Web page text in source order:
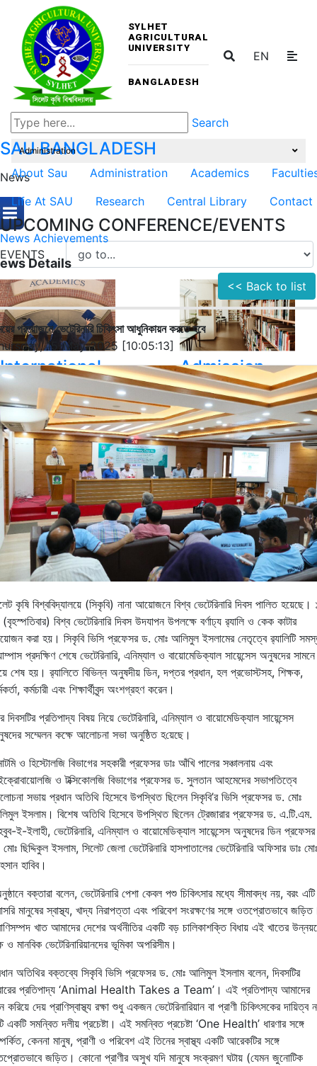
SYLHET
AGRICULTURAL
UNIVERSITY
BANGLADESH
EN
Search
SAUBANGLADESH
About Sau Administration Academics
Life At SAU
Research Central Library Contact
UPCOMING CONFERENCE/EVENTS
EVENTS
International
Student
Admission
Hall Facilities
Campus
Show More Results
Administration
News
News Achievements
Details
<< Back to list
প্রয়োজনে ভেটেরিনারি চিকিৎসা আধুনিকায়ন করতে হবে
15-May-2025 [10:05:13]
কৃষি বিশ্ববিদ্যালয়ে (সিকৃবি) নানা আয়োজনে বিশ্ব ভেটেরিনারি দিবস পালিত হয়েছে।
(বৃহস্পতিবার) বিশ্ব ভেটেরিনারিদিবস উদযাপন উপলক্ষে বর্ণাঢ্য র‌্যালি ও কেক কাটার
করা হয়। সিকৃবি ভিসি প্রফেসর ড. মোঃ আলিমুল ইসলামের নেতৃত্বে র‌্যালিটি
প্রদক্ষিণ শেষে ভেটেরিনারি, এনিম্যাল ও বায়োমেডিক্যাল সায়েন্সেস অনুষদের সামনে
শেষ হয়। র‌্যালিতে বিভিন্ন অনুষদীয় ডিন,দপ্তর প্রধান, হল প্রভোস্টসহ, শিক্ষক,
, কর্মচারী এবং শিক্ষার্থীবৃন্দ অংশগ্রহণ করেন।
দিবসটির প্রতিপাদ্য বিষয় নিয়ে ভেটেরিনারি, এনিম্যাল ও বায়োমেডিক্যাল সায়েন্সেস
সম্মেলন কক্ষে আলোচনা সভা অনুষ্ঠিত হয়েছে।
ও হিস্টোলজি বিভাগের সহকারী প্রফেসর ডাঃ আঁখি পালেরসঞ্চালনায় এবং
ও টক্সিকোলজি বিভাগের প্রফেসর ড. সুলতান আহমেদের সভাপতিত্বে
সভায় প্রধান অতিথি হিসেবে উপস্থিত ছিলেন সিকৃবি’র ভিসি প্রফেসর ড. মোঃ
ইসলাম। বিশেষ অতিথি হিসেবে উপস্থিত ছিলেন ট্রেজারার প্রফেসর ড. এ.টি.এম.
ই-ইলাহী, ভেটেরিনারি, এনিম্যাল ও বায়োমেডিক্যাল সায়েন্সেস অনুষদের ডিন প্রফেসর
ছিদ্দিকুল ইসলাম, সিলেট জেলা ভেটেরিনারি হাসপাতালের ভেটেরিনারি অফিসার ডাঃ মোঃ
হাবিব।
বক্তারা বলেন, ভেটেরিনারি পেশা কেবল পশু চিকিৎসার মধ্যে সীমাবদ্ধ নয়, বরং এটি
মানুষের স্বাস্থ্য, খাদ্য নিরাপত্তা এবং পরিবেশ সংরক্ষণের সঙ্গে ওতপ্রোতভাবে
খাত আমাদের দেশের অর্থনীতির একটি বড় চালিকাশক্তি বিধায় এই খাতের
ও মানবিক ভেটেরিনারিয়ানদের ভূমিকা অপরিসীম।
অতিথির বক্তব্যে সিকৃবি ভিসি প্রফেসর ড. মোঃ আলিমুল ইসলাম বলেন, দিবসটির
প্রতিপাদ্য ‘Animal Health Takes a Team’। এই প্রতিপাদ্য আমাদের
করিয়ে দেয় প্রাণিস্বাস্থ্য রক্ষা শুধু একজন ভেটেরিনারিয়ান বা প্রাণী চিকিৎসকের দায়িত্ব
একটি সমন্বিত দলীয় প্রচেষ্টা। এই সমন্বিত প্রচেষ্টা ‘One Health’ ধারণার সঙ্গে
কেননা মানুষ, প্রাণী ও পরিবেশ এই তিনের স্বাস্থ্য একটি আরেকটির সঙ্গে
জড়িত। কোনো প্রাণীর অসুখ যদি মানুষে সংক্রমণ ঘটায় (যেমন জুনোটিক